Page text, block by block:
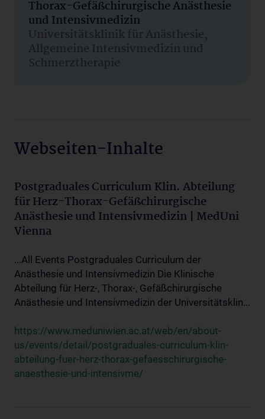
Thorax-Gefäßchirurgische Anästhesie
und Intensivmedizin
Universitätsklinik für Anästhesie,
Allgemeine Intensivmedizin und
Schmerztherapie
Webseiten-Inhalte
Postgraduales Curriculum Klin. Abteilung
für Herz-Thorax-Gefäßchirurgische
Anästhesie und Intensivmedizin | MedUni
Vienna
...All Events Postgraduales Curriculum der
Anästhesie und Intensivmedizin Die Klinische
Abteilung für Herz-, Thorax-, Gefäßchirurgische
Anästhesie und Intensivmedizin der Universitätsklin...
https://www.meduniwien.ac.at/web/en/about-
us/events/detail/postgraduales-curriculum-klin-
abteilung-fuer-herz-thorax-gefaesschirurgische-
anaesthesie-und-intensivme/